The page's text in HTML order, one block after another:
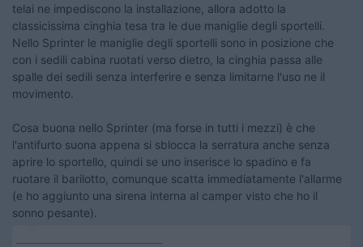
telai ne impediscono la installazione, allora adotto la
classicissima cinghia tesa tra le due maniglie degli sportelli.
Nello Sprinter le maniglie degli sportelli sono in posizione che
con i sedili cabina ruotati verso dietro, la cinghia passa alle
spalle dei sedili senza interferire e senza limitarne l'uso ne il
movimento.
Cosa buona nello Sprinter (ma forse in tutti i mezzi) è che
l'antifurto suona appena si sblocca la serratura anche senza
aprire lo sportello, quindi se uno inserisce lo spadino e fa
ruotare il barilotto, comunque scatta immediatamente l'allarme
(e ho aggiunto una sirena interna al camper visto che ho il
sonno pesante).